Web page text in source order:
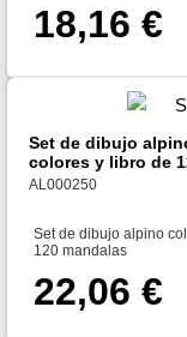
18,16 €
Set de dibujo
colores y libro de
AL000250
Set de dibujo alpino
120 mandalas
22,06 €